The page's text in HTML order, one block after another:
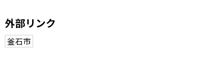
外部リンク
釜石市